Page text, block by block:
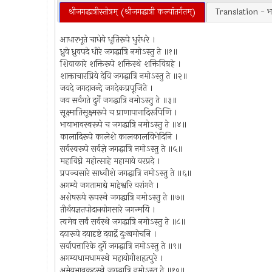
श्रीजगद्धात्रीस्तोत्रम् (श्रीजगद्धात्री कल्पांतर्गतम्) Translation -
आधारभूते चाधेये धृतिरूपे धुरंधरे ।
ध्रुवे ध्रुवपदे धीरे जगद्धात्रि नमोऽस्तु ते ॥१॥
शिवाकारे शक्तिरूपे शक्तिस्थे शक्तिविग्रहे ।
शाक्ताचारप्रिये देवि जगद्धात्रि नमोऽस्तु ते ॥२॥
जयदे जगदानन्दे जगदेकप्रपूजिते ।
जय सर्वगते दुर्गे जगद्धात्रि नमोऽस्तु ते ॥३॥
सूक्ष्मातिसूक्ष्मरूपे च प्राणापानादिरूपिणि ।
भावाभावस्वरूपे च जगद्धात्रि नमोऽस्तु ते ॥४॥
कालादिरूपे कालेशे कालकालविभेदिनि ।
सर्वस्वरूपे सर्वज्ञे जगद्धात्रि नमोऽस्तु ते ॥५॥
महाविघ्ने महोत्साहे महामाये वरप्रदे ।
प्रपञ्चसारे साध्वीशे जगद्धात्रि नमोऽस्तु ते ॥६॥
अगम्ये जगतामाद्ये माहेश्वरि वरांगने ।
अशेषरूपे रूपस्थे जगद्धात्रि नमोऽस्तु ते ॥७॥
तीर्थयज्ञतपोदानयोगसारे जगन्मयि ।
त्वमेव सर्वं सर्वस्थे जगद्धात्रि नमोऽस्तु ते ॥८॥
दयारूपे दयादृष्टे दयार्द्रे दुःखमोचनि ।
सर्वापत्तारिके दुर्गे जगद्धात्रि नमोऽस्तु ते ॥९॥
अगम्यधामधामस्थे महायोगीशहृत्पुरे ।